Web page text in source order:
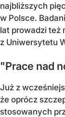
najbliższych
w Polsce.
lat prowadzi też
z Uniwersytetu
"Prace nad
Już z
że oprócz
stosowanych